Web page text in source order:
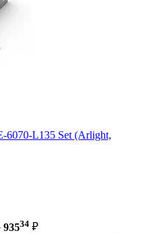
6070-L135 Set (Arlight,
93534 ₽